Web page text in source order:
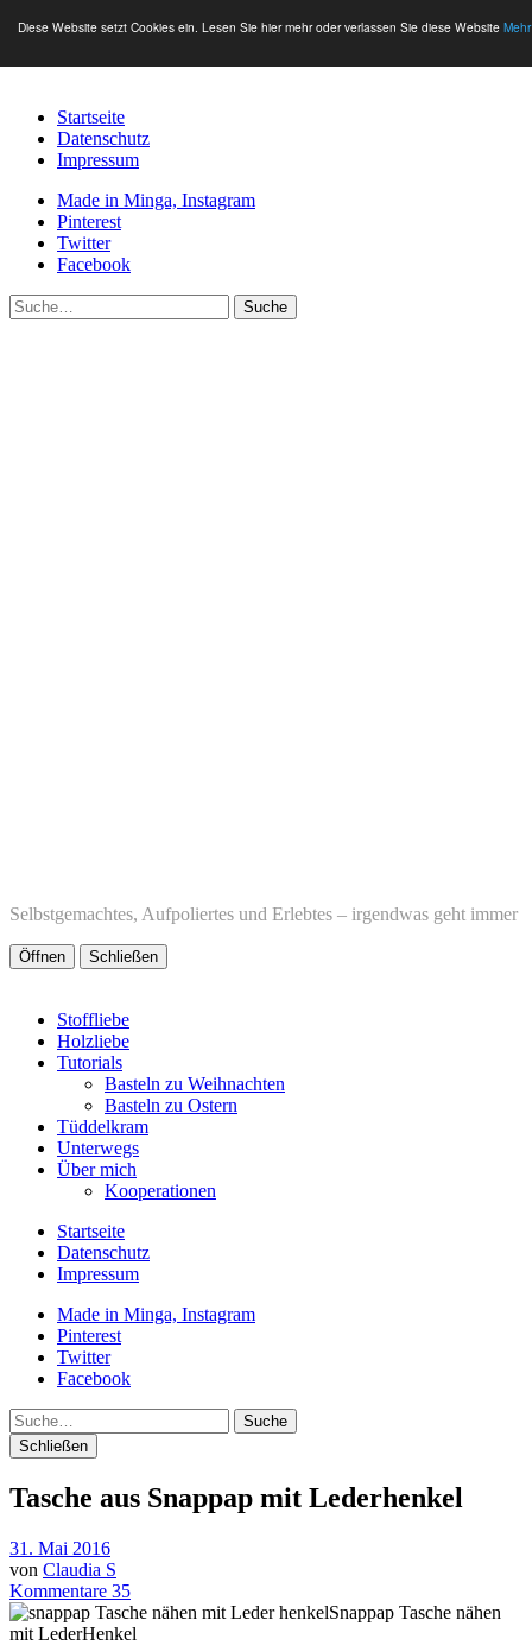
Diese Website setzt Cookies ein. Lesen Sie hier mehr oder verlassen Sie diese Website
Startseite
Datenschutz
Impressum
Made in Minga, Instagram
Pinterest
Twitter
Facebook
Suche
Selbstgemachtes, Aufpoliertes und Erlebtes – irgendwas geht immer
Öffnen Schließen
Stoffliebe
Holzliebe
Tutorials
Basteln zu Weihnachten
Basteln zu Ostern
Tüddelkram
Unterwegs
Über mich
Kooperationen
Startseite
Datenschutz
Impressum
Made in Minga, Instagram
Pinterest
Twitter
Facebook
Suche
Schließen
Tasche aus Snappap mit Lederhenkel
31. Mai 2016
von Claudia S
Kommentare 35
Snappap Tasche nähen
mit LederHenkel